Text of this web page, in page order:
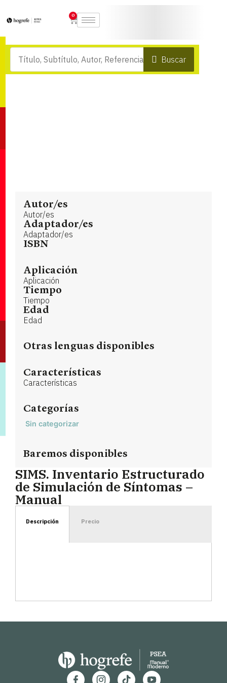
0
Buscar
Autor/es
Autor/es
Adaptador/es
Adaptador/es
ISBN
Aplicación
Aplicación
Tiempo
Tiempo
Edad
Edad
Otras lenguas disponibles
Características
Características
Categorías
Sin categorizar
Baremos disponibles
SIMS. Inventario Estructurado
de Simulación de Síntomas –
Manual
Descripción Precio